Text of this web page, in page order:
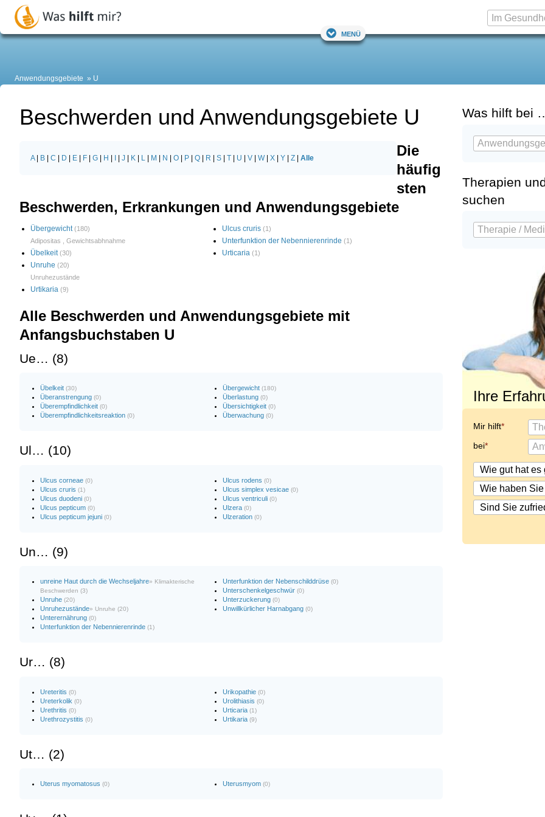
Menü
Anwendungsgebiete U
Beschwerden und Anwendungsgebiete U
A| B C D E F G H J K L M N O P Q R S T U V W| X Y Z Alle
Die
häufig
sten
Beschwerden, Erkrankungen und Anwendungsgebiete
Übergewicht (180)
Adipositas
Gewichtsabhnahme
Übelkeit (30)
Unruhe (20)
Unruhezustände
Urtikaria (9)
Ulcus cruris (1)
Unterfunktion der Nebennierenrinde (1)
Urticaria (1)
Alle Beschwerden und Anwendungsgebiete mit
Anfangsbuchstaben U
Ue… (8)
Übelkeit (30)
Überanstrengung (0)
Überempfindlichkeit (0)
Überempfindlichkeitsreaktion (0)
Übergewicht (180)
Überlastung (0)
Übersichtigkeit (0)
Überwachung (0)
Ul… (10)
Ulcus corneae (0)
Ulcus cruris (1)
Ulcus duodeni (0)
Ulcus pepticum (0)
Ulcus pepticum jejuni (0)
Ulcus rodens (0)
Ulcus simplex vesicae (0)
Ulcus ventriculi (0)
Ulzera (0)
Ulzeration (0)
Un… (9)
unreine Haut durch die Wechseljahre» Klimakterische
Beschwerden (3)
Unruhe (20)
Unruhezustände» Unruhe (20)
Unterernährung (0)
Unterfunktion der Nebennierenrinde (1)
Unterfunktion der Nebenschilddrüse (0)
Unterschenkelgeschwür (0)
Unterzuckerung (0)
Unwillkürlicher Harnabgang (0)
Ur… (8)
Ureteritis (0)
Ureterkolik (0)
Urethritis (0)
Urethrozystitis (0)
Urikopathie (0)
Urolithiasis (0)
Urticaria (1)
Urtikaria (9)
Ut… (2)
Uterus myomatosus (0) Uterusmyom (0)
Was hilft bei
Therapien
suchen
Ihre
Mir hilft
bei